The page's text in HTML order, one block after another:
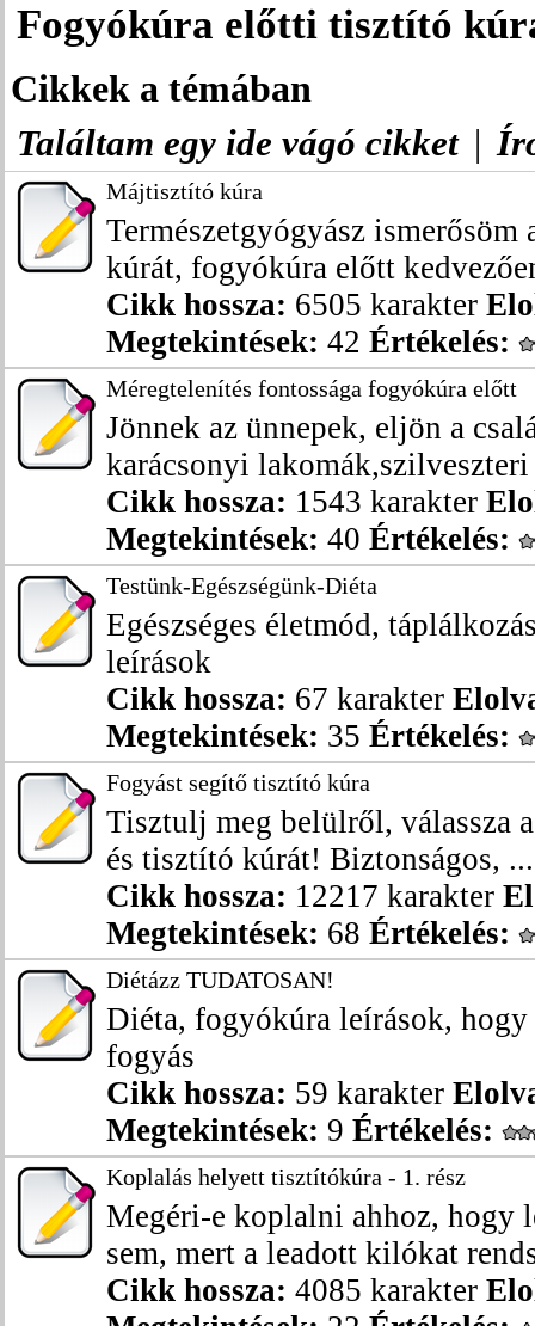
Fogyókúra előtti tisztító
Cikkek a témában
Találtam egy ide vágó cikket
Májtisztító kúra
Természetgyógyász
kúrát, fogyókúra előtt
Cikk hossza: 6505 karakter
Megtekintések: 42 Értékelés:
Méregtelenítés fontossága fogyókúra előtt
Jönnek az ünnepek, eljön a
karácsonyi
Cikk hossza: 1543 karakter
Megtekintések: 40 Értékelés:
Testünk-Egészségünk-Diéta
Egészséges életmód,
leírások
Cikk hossza: 67 karakter
Megtekintések: 35 Értékelés:
Fogyást segítő tisztító kúra
Tisztulj meg belülről, válassza
és tisztító kúrát! Biztonságos, ...
Cikk hossza: 12217 karakter
Megtekintések: 68 Értékelés:
Diétázz TUDATOSAN!
Diéta, fogyókúra leírások, hogy
fogyás
Cikk hossza: 59 karakter
Megtekintések: 9 Értékelés:
Koplalás helyett tisztítókúra - 1. rész
Megéri-e koplalni ahhoz, hogy
sem, mert a leadott kilókat
Cikk hossza: 4085 karakter